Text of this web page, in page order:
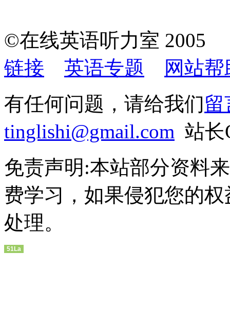
©在线英语听力室
链接
英语专题
网站帮
有任何问题，请给我们留
tinglishi@gmail.com 站长
免责声明:本站部分资料
费学习，如果侵犯您的
处理。
51La